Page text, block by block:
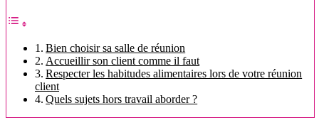
Bien choisir sa salle de réunion
Accueillir son client comme il faut
Respecter les habitudes alimentaires lors de votre réunion
client
Quels sujets hors travail aborder ?